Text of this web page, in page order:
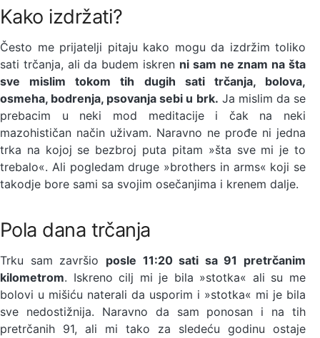
Kako izdržati?
Često me prijatelji pitaju kako mogu da izdržim toliko
sati trčanja, ali da budem iskren ni sam ne znam na šta
sve mislim tokom tih dugih sati trčanja, bolova,
osmeha, bodrenja, psovanja sebi u brk. Ja mislim da se
prebacim u neki mod meditacije i čak na neki
mazohističan način uživam. Naravno ne prođe ni jedna
trka na kojoj se bezbroj puta pitam »šta sve mi je to
trebalo«. Ali pogledam druge »brothers in arms« koji se
takodje bore sami sa svojim osečanjima i krenem dalje.
Pola dana trčanja
Trku sam završio posle 11:20 sati sa 91 pretrčanim
kilometrom. Iskreno cilj mi je bila »stotka« ali su me
bolovi u mišiću naterali da usporim i »stotka« mi je bila
sve nedostižnija. Naravno da sam ponosan i na tih
pretrčanih 91, ali mi tako za sledeću godinu ostaje